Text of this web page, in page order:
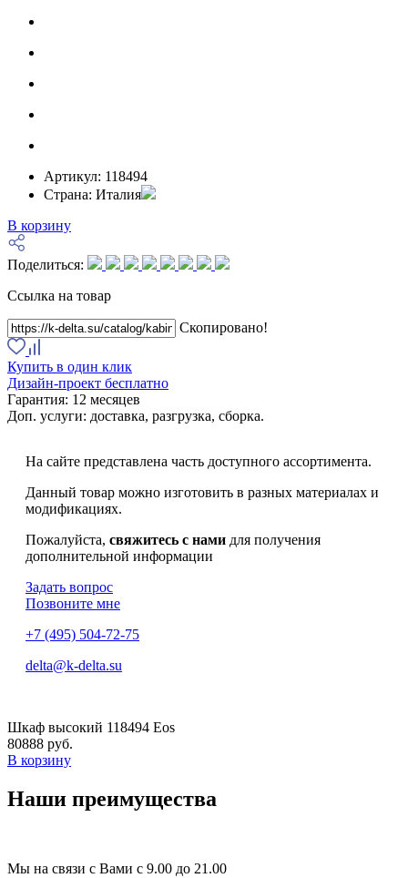
Артикул: 118494
Страна: Италия
В корзину
Поделиться:
Ссылка на товар
Скопировано!
Купить в один клик
Дизайн-проект бесплатно
Гарантия: 12 месяцев
Доп. услуги: доставка, разгрузка, сборка.
На сайте представлена часть доступного ассортимента.
Данный товар можно изготовить в разных материалах и
модификациях.
Пожалуйста, свяжитесь с нами для получения
дополнительной информации
Задать вопрос
Позвоните мне
+7 (495) 504-72-75
delta@k-delta.su
Шкаф высокий 118494 Eos
80888 руб.
В корзину
Наши преимущества
Мы на связи с Вами с 9.00 до 21.00